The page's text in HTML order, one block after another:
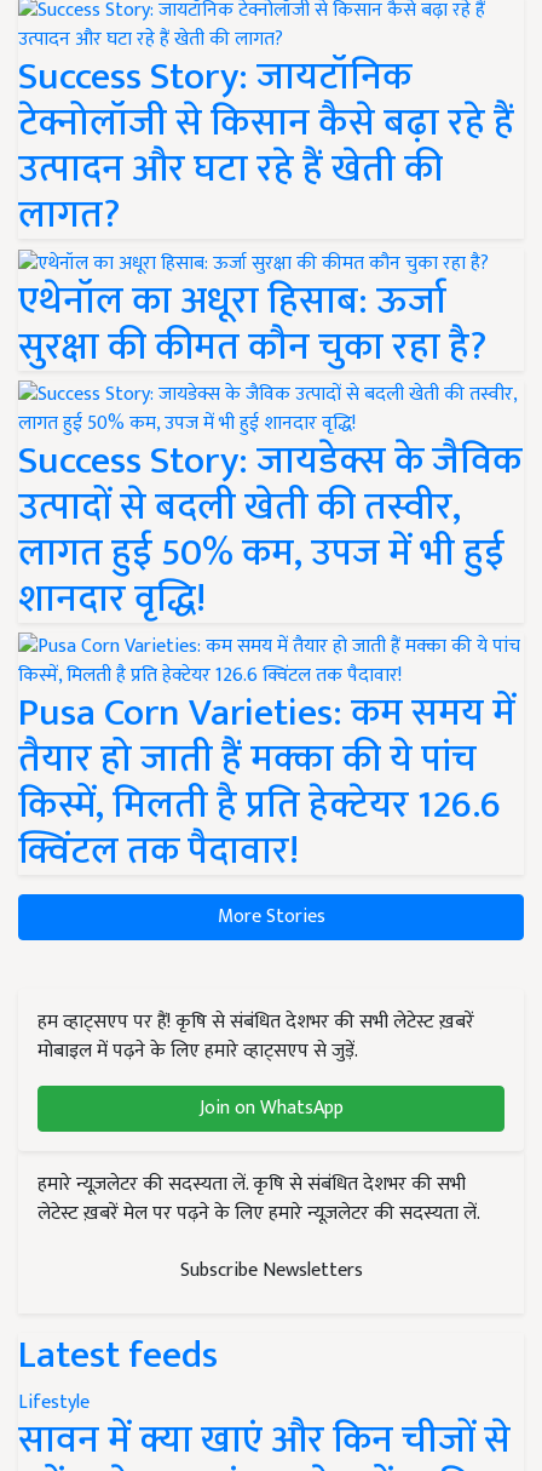
Success Story: जायटॉनिक
टेक्नोलॉजी से किसान कैसे बढ़ा रहे हैं
उत्पादन और घटा रहे हैं खेती की
लागत?
एथेनॉल का अधूरा हिसाब: ऊर्जा
सुरक्षा की कीमत कौन चुका रहा है?
Success Story: जायडेक्स के जैविक
उत्पादों से बदली खेती की तस्वीर,
लागत हुई 50% कम, उपज में भी हुई
शानदार वृद्धि!
Pusa Corn Varieties: कम समय में
तैयार हो जाती हैं मक्का की ये पांच
किस्में, मिलती है प्रति हेक्टेयर 126.6
क्विंटल तक पैदावार!
More Stories
हम व्हाट्सएप पर हैं! कृषि से संबंधित देशभर की सभी लेटेस्ट ख़बरें
मोबाइल में पढ़ने के लिए हमारे व्हाट्सएप से जुड़ें.
Join on WhatsApp
हमारे न्यूज़लेटर की सदस्यता लें. कृषि से संबंधित देशभर की सभी
लेटेस्ट ख़बरें मेल पर पढ़ने के लिए हमारे न्यूज़लेटर की सदस्यता लें.
Subscribe Newsletters
Latest feeds
Lifestyle
सावन में क्या खाएं और किन चीजों से